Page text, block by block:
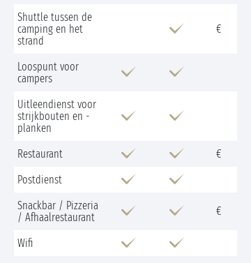
Shuttle tussen de
camping en het
strand
€
Loospunt voor
campers
Uitleendienst voor
strijkbouten en -
planken
Restaurant
€
Postdienst
Snackbar / Pizzeria
/ Afhaalrestaurant
€
Wifi